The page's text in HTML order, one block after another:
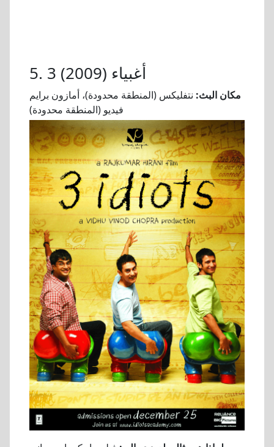
5. 3 أغبياء (2009)
مكان البث: نتفليكس (المنطقة محدودة)، أمازون برايم
فيديو (المنطقة محدودة)